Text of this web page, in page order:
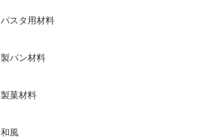
パスタ用材料
製パン材料
製菓材料
和風